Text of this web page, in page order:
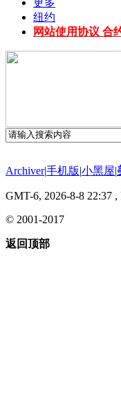
纽约
网站使用协议 合
Archiver|手机版|小黑屋|
GMT-6, 2026-8-8 22:37 ,
© 2001-2017
返回顶部